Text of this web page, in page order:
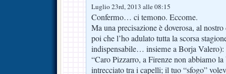
Luglio 23rd, 2013 alle 08:15
Confermo… ci temono. Eccome.
Ma una precisazione è doverosa, al
poi che l’ho adulato tutta la scorsa
indispensabile… insieme a Borja Valero):
“Caro Pizzarro, a Firenze non abbiamo la
intrecciato tra i capelli; il tuo “sfogo”